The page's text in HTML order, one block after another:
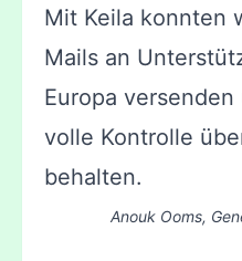
Mit Keila konnten
Mails an
Europa
volle Kontrolle
behalten.
Anouk Ooms,